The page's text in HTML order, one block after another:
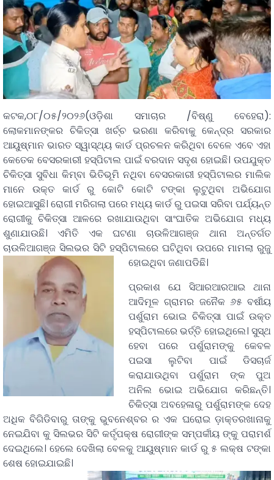
କଟକ,୦୮/୦୫/୨୦୨୬(ଓଡ଼ିଶା ସମାଚାର /ବିଷ୍ଣୁ ବେହେରା):
ଲୋକମାନଙ୍କର ଚିକିତ୍ସା ଖର୍ଚ୍ଚ ଭରଣା କରିବାକୁ କେନ୍ଦ୍ର ସରକାର
ଆୟୁଷ୍ମାନ ଭାରତ ସ୍ୱାସ୍ଥ୍ୟ କାର୍ଡ ପ୍ରଚଳନ କରିଥିବା ବେଳେ ଏବେ ଏହା
କେତେକ ବେସରକାରୀ ହସ୍ପିଟାଲ ପାଇଁ ବରଦାନ ସଦୃଶ ହୋଇଛି। ଉପଯୁକ୍ତ
ଚିକିତ୍ସା ସୁବିଧା କିମ୍ବା ଭିତିଭୂମି ନଥିବା ବେସରକାରୀ ହସ୍ପିଟାଲର ମାଲିକ
ମାନେ ଉକ୍ତ କାର୍ଡ ରୁ କୋଟି କୋଟି ଟଙ୍କା ଲୁଟୁଥିବା ଅଭିଯୋଗ
ହୋଇଆସୁଛି। ରୋଗୀ ମରିଗଲା ପରେ ମଧ୍ୟ କାର୍ଡ ରୁ ପଇସା ସରିବା ପର୍ଯ୍ୟନ୍ତ
ରୋଗୀକୁ ଚିକିତ୍ସା ଆଳରେ ରଖାଯାଉଥିବା ସାଂଘାତିକ ଅଭିଯୋଗ ମଧ୍ୟ
ଶୁଣାଯାଉଛି। ଏମିତି ଏକ ଘଟଣା ଚାଉଳିଆଗଞ୍ଜ ଥାନା ଅନ୍ତର୍ଗତ
ଚାଉଳିଆଗଞ୍ଜ ସିଲଭର ସିଟି ହସ୍ପିଟାଲରେ ଘଟିଥିବା ଉପରେ ମାମଲା ରୁଜୁ
ହୋଇଥିବା ଜଣାପଡିଛି।
ପ୍ରକାଶ ଯେ ସିଆରଆରଆଇ ଥାନା
ଆଦିମୂଳ ଗ୍ରାମର ଜନୈକ ୬୫ ବର୍ଷୀୟ
ପର୍ଶୁରାମ ଭୋଇ ଚିକିତ୍ସା ପାଇଁ ଉକ୍ତ
ହସ୍ପିଟାଲରେ ଭର୍ତ୍ତି ହୋଇଥିଲେ। ସୁସ୍ଥ
ହେବା ପରେ ପର୍ଶୁରାମଙ୍କୁ କେବଳ
ପଇସା ଲୁଟିବା ପାଇଁ ଡିସଚାର୍ଜ
କରାଯାଉଥିବା ପର୍ଶୁରାମ ଙ୍କ ପୁଅ
ଅନିଲ ଭୋଇ ଅଭିଯୋଗ କରିଛନ୍ତି।
ଚିକିତ୍ସା ଅବହେଳାରୁ ପର୍ଶୁରାମଙ୍କ ଦେହ
ଅଧିକ ବିଗିଡିବାରୁ ତାଙ୍କୁ ଭୁବନେଶ୍ବର ର ଏକ ଘରୋଇ ଡ଼ାକ୍ତରଖାନାକୁ
ନେଇଯିବା କୁ ସିଲଭର ସିଟି କର୍ତୃପକ୍ଷ ରୋଗୀଙ୍କ ସମ୍ପର୍କୀୟ ଙ୍କୁ ପରାମର୍ଶ
ଦେଇଥିଲେ। ହେଲେ ଦେଖିଲା ବେଳକୁ ଆୟୁଷ୍ମାନ କାର୍ଡ ରୁ ୫ ଲକ୍ଷ ଟଙ୍କା
ଶେଷ ହୋଇଯାଇଛି।